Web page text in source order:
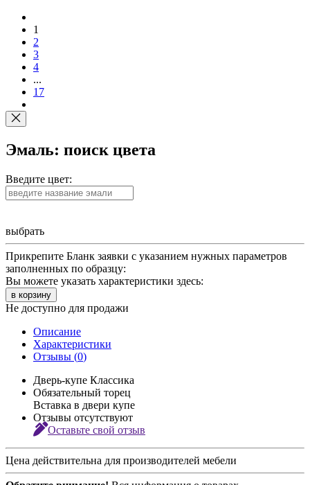
1
2
3
4
...
17
Эмаль: поиск цвета
Введите цвет:
выбрать
Прикрепите Бланк заявки с указанием нужных параметров
заполненных по образцу:
Вы можете указать характеристики здесь:
в корзину
Не доступно для продажи
Описание
Характеристики
Отзывы (0)
Дверь-купе Классика
Обязательный торец
Вставка в двери купе
Отзывы отсутствуют
Оставьте свой отзыв
Цена действительна для производителей мебели